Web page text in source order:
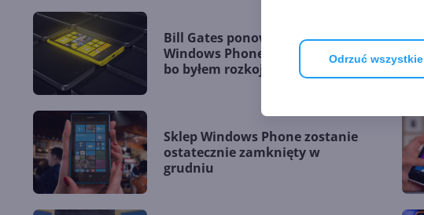
Odrzuć wszystkie
Bill Gates ponownie o porażce
Windows Phone. "Nawaliłem,
bo byłem rozkojarzony"
Sklep Windows Phone zostanie
ostatecznie zamknięty w
grudniu